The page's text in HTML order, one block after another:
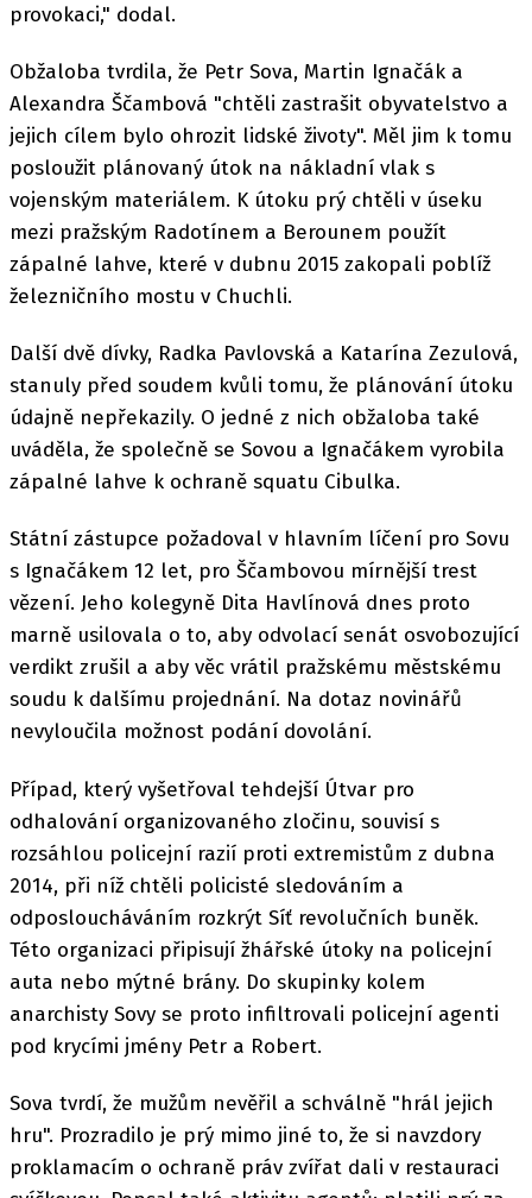
provokaci," dodal.
Obžaloba tvrdila, že Petr Sova, Martin Ignačák a
Alexandra Ščambová "chtěli zastrašit obyvatelstvo a
jejich cílem bylo ohrozit lidské životy". Měl jim k tomu
posloužit plánovaný útok na nákladní vlak s
vojenským materiálem. K útoku prý chtěli v úseku
mezi pražským Radotínem a Berounem použít
zápalné lahve, které v dubnu 2015 zakopali poblíž
železničního mostu v Chuchli.
Další dvě dívky, Radka Pavlovská a Katarína Zezulová,
stanuly před soudem kvůli tomu, že plánování útoku
údajně nepřekazily. O jedné z nich obžaloba také
uváděla, že společně se Sovou a Ignačákem vyrobila
zápalné lahve k ochraně squatu Cibulka.
Státní zástupce požadoval v hlavním líčení pro Sovu
s Ignačákem 12 let, pro Ščambovou mírnější trest
vězení. Jeho kolegyně Dita Havlínová dnes proto
marně usilovala o to, aby odvolací senát osvobozující
verdikt zrušil a aby věc vrátil pražskému městskému
soudu k dalšímu projednání. Na dotaz novinářů
nevyloučila možnost podání dovolání.
Případ, který vyšetřoval tehdejší Útvar pro
odhalování organizovaného zločinu, souvisí s
rozsáhlou policejní razií proti extremistům z dubna
2014, při níž chtěli policisté sledováním a
odposloucháváním rozkrýt Síť revolučních buněk.
Této organizaci připisují žhářské útoky na policejní
auta nebo mýtné brány. Do skupinky kolem
anarchisty Sovy se proto infiltrovali policejní agenti
pod krycími jmény Petr a Robert.
Sova tvrdí, že mužům nevěřil a schválně "hrál jejich
hru". Prozradilo je prý mimo jiné to, že si navzdory
proklamacím o ochraně práv zvířat dali v restauraci